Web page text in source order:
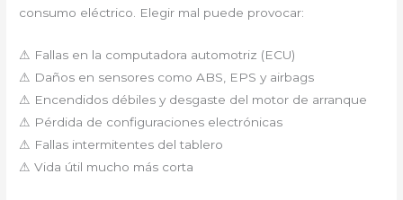
consumo eléctrico. Elegir mal puede provocar:
⚠ Fallas en la computadora automotriz (ECU)
⚠ Daños en sensores como ABS, EPS y airbags
⚠ Encendidos débiles y desgaste del motor de arranque
⚠ Pérdida de configuraciones electrónicas
⚠ Fallas intermitentes del tablero
⚠ Vida útil mucho más corta